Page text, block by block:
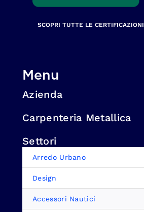
Menu
Azienda
Carpenteria Metallica
Settori
Arredo Urbano
Design
Accessori Nautici
SCOPRI TUTTE LE CERTIFICAZIONI